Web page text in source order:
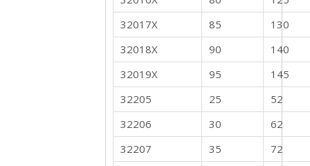
32017X
85
130
32018X
90
140
32019X
95
145
32205
25
52
32206
30
62
32207
35
72